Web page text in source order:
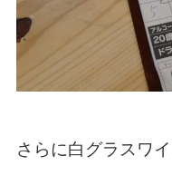
さらに白グラスワイ